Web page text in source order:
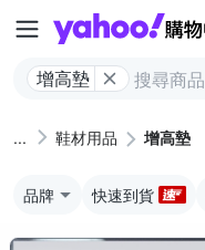
增高墊
鞋材用品 增高墊
品牌 快速到貨